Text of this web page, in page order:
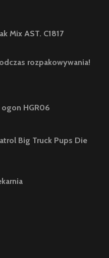
Mix AST. C1817
rozpakowywania!
HGR06
Big Truck Pups Die